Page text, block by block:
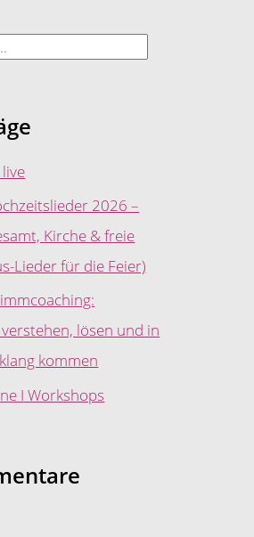
2026 –
Kirche & freie
Lieder für die Feier)
lösen und in
kommen
I Workshops